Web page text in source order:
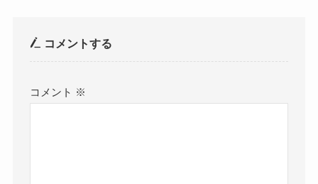
コメントする
コメント ※